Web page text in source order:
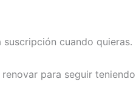
cuando quieras.
para seguir teniendo